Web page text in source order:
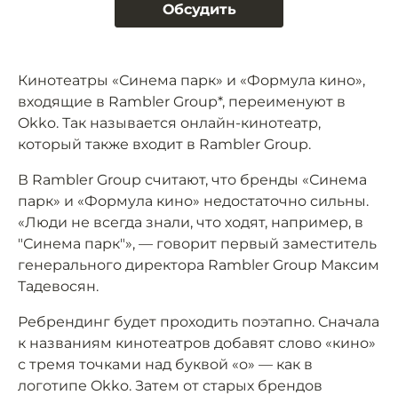
Обсудить
Кинотеатры «Синема парк» и «Формула кино»,
входящие в Rambler Group*, переименуют в
Okko. Так называется онлайн-кинотеатр,
который также входит в Rambler Group.
В Rambler Group считают, что бренды «Синема
парк» и «Формула кино» недостаточно сильны.
«Люди не всегда знали, что ходят, например, в
"Синема парк"», — говорит первый заместитель
генерального директора Rambler Group Максим
Тадевосян.
Ребрендинг будет проходить поэтапно. Сначала
к названиям кинотеатров добавят слово «кино»
с тремя точками над буквой «о» — как в
логотипе Okko. Затем от старых брендов